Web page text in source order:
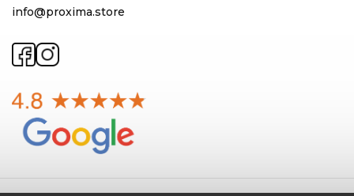
info@proxima.store